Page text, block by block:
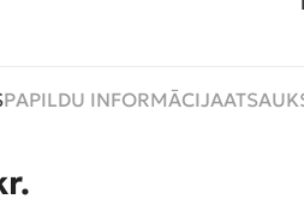
PAPILDU INFORMĀCIJA